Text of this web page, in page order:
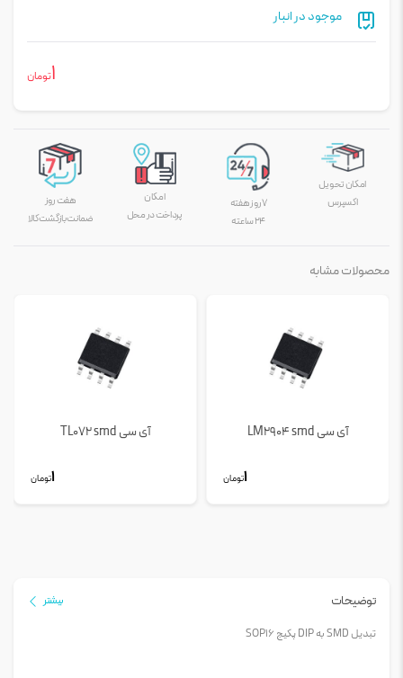
موجود در انبار
1تومان
امکان تحویل
اکسپرس
۷ روز هفته
۲۴ ساعته
امکان
پرداخت در محل
هفت روز
ضمانت بازگشت کالا
محصولات مشابه
آی سی LM2904 smd
1تومان
آی سی TL072 smd
1تومان
توضیحات بیشتر
تبدیل SMD به DIP پکیج SOP16